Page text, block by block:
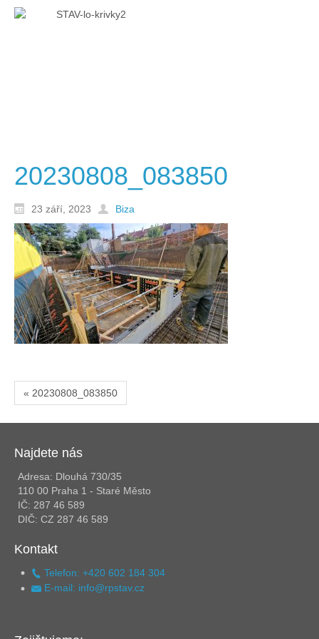
20230808_083850
23 září, 2023 Biza
« 20230808_083850
Najdete nás
Adresa: Dlouhá 730/35
110 00 Praha 1 - Staré Město
IČ: 287 46 589
DIČ: CZ 287 46 589
Kontakt
Telefon: +420 602 184 304
E-mail: info@rpstav.cz